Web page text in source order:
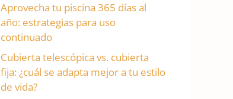
Aprovecha tu piscina 365 días al
año: estrategias para uso
continuado
Cubierta telescópica vs. cubierta
fija: ¿cuál se adapta mejor a tu estilo
de vida?